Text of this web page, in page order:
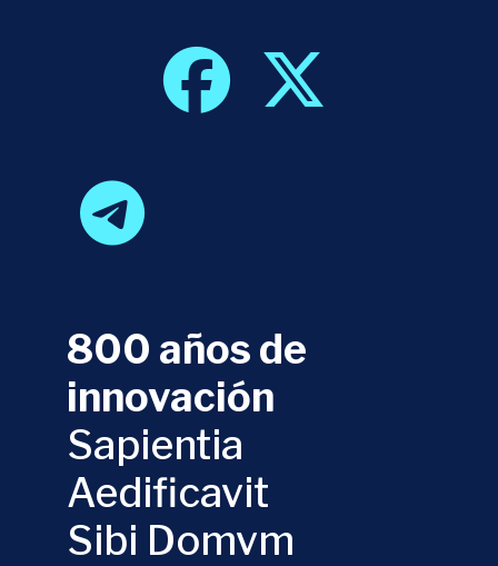
800 años de
innovación
Sapientia
Aedificavit
Sibi Domvm